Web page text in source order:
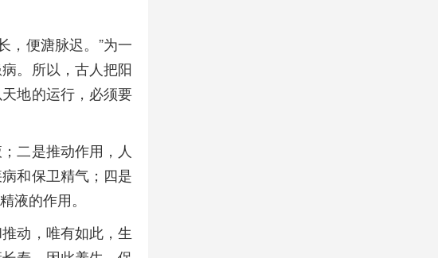
便溏脉迟。”为一
。所以，古人把阳
地的运行，必须要
二是推动作用，人
和保卫精气；四是
液的作用。
动，唯有如此，生